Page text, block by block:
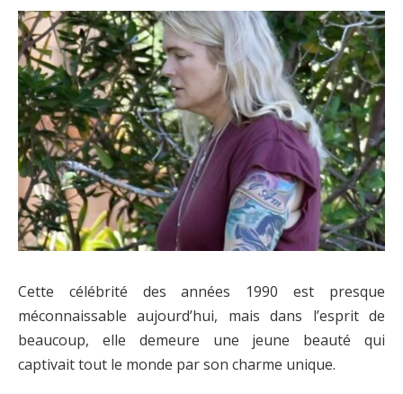
Cette célébrité des années 1990 est presque
méconnaissable aujourd’hui, mais dans l’esprit de
beaucoup, elle demeure une jeune beauté qui
captivait tout le monde par son charme unique.